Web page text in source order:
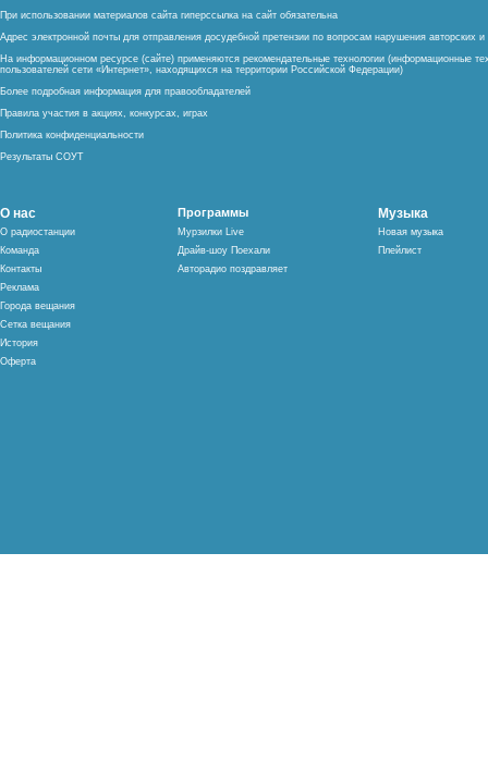
При использовании материалов сайта гиперссылка на сайт обязательна
Адрес электронной почты для отправления досудебной претензии по вопросам нарушения авторских
На информационном ресурсе (сайте) применяются рекомендательные технологии (информационные
пользователей сети «Интернет», находящихся на территории Российской Федерации)
Более подробная информация для правообладателей
Правила участия в акциях, конкурсах, играх
Политика конфиденциальности
Результаты СОУТ
О нас
О радиостанции
Команда
Контакты
Реклама
Города вещания
Сетка вещания
История
Оферта
Программы
Мурзилки Live
Драйв-шоу Поехали
Авторадио поздравляет
Музыка
Новая музыка
Плейлист